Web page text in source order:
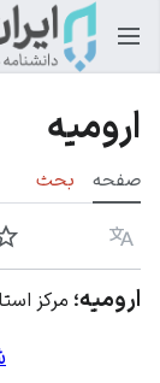
ارومیه
صفحه بحث
زبان
ارومیه؛ مرکز